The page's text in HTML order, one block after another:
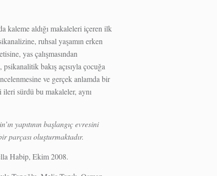
kaleme aldığı makaleleri içeren ilk
ruhsal yaşamın erken
yas çalışmasından
bakış açısıyla çocuğa
ve gerçek anlamda bir
sürdü bu makaleler, aynı
yapıtının başlangıç evresini
parçası oluşturmaktadır.
Habip, Ekim 2008.